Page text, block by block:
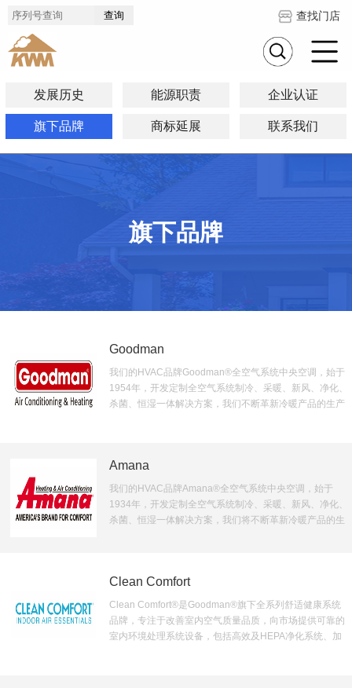
查找门店
发展历史 能源职责 企业认证
旗下品牌 商标延展 联系我们
旗下品牌
Goodman
我们的HVAC品牌Goodman®全空气系统中央空调，始于
1954年，开发定制全空气系统制冷、采暖、新风、净化、
杀菌、恒湿一体解决方案，我们不断革新冷暖产品的生产
方位服务。
Amana
我们的HVAC品牌Amana®全空气系统中央空调，始于
1934年，开发定制全空气系统制冷、采暖、新风、净化、
杀菌、恒湿一体解决方案，我们将不断革新冷暖产品的生
全方位服务。
Clean Comfort
Clean Comfort®是Goodman®旗下全系列舒适健康系统
品牌，专注于改善室内空气质量品质，向市场提供可靠的
室内环境处理系统设备，包括高效及HEPA净化系统、加